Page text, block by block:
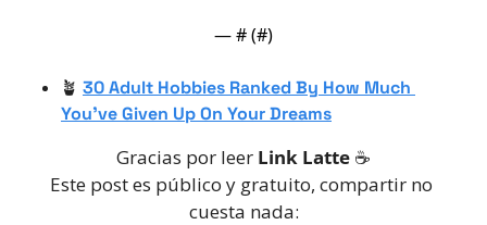
— # (#)
🪴 30 Adult Hobbies Ranked By How Much
You’ve Given Up On Your Dreams
Gracias por leer Link Latte ☕️
Este post es público y gratuito, compartir no
cuesta nada: